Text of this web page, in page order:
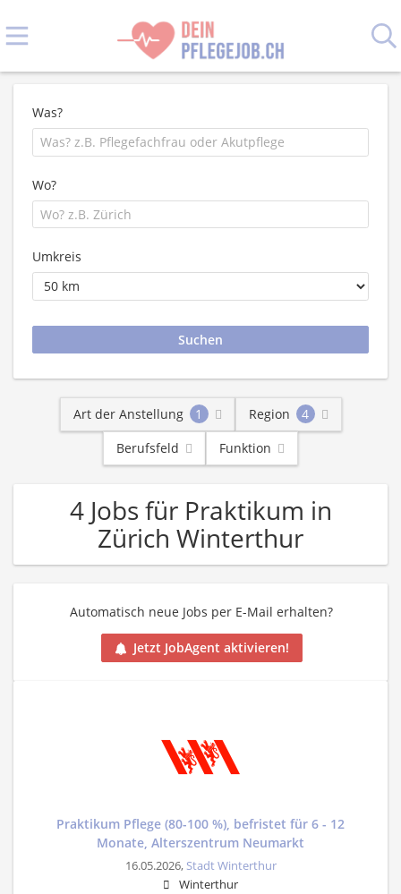
Was?
Wo?
Umkreis
Art der Anstellung 1 Region
4
Berufsfeld
Funktion
4 Jobs für Praktikum in
Zürich Winterthur
Automatisch neue Jobs per E-Mail erhalten?
Jetzt JobAgent aktivieren!
Praktikum Pflege (80-100 %), befristet für 6 - 12
Monate, Alterszentrum Neumarkt
16.05.2026, Stadt Winterthur
Winterthur